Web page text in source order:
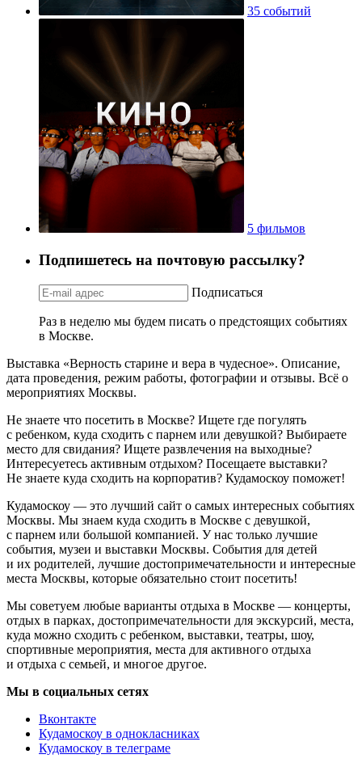
35 событий
5 фильмов
Подпишетесь на почтовую рассылку?
Подписаться
Раз в неделю мы будем писать о предстоящих событиях
в Москве.
Выставка «Верность старине и вера в чудесное». Описание,
дата проведения, режим работы, фотографии и отзывы. Всё о
мероприятиях Москвы.
Не знаете что посетить в Москве? Ищете где погулять
с ребенком, куда сходить с парнем или девушкой? Выбираете
место для свидания? Ищете развлечения на выходные?
Интересуетесь активным отдыхом? Посещаете выставки?
Не знаете куда сходить на корпоратив? Кудамоскоу поможет!
Кудамоскоу — это лучший сайт о самых интересных событиях
Москвы. Мы знаем куда сходить в Москве с девушкой,
с парнем или большой компанией. У нас только лучшие
события, музеи и выставки Москвы. События для детей
и их родителей, лучшие достопримечательности и интересные
места Москвы, которые обязательно стоит посетить!
Мы советуем любые варианты отдыха в Москве — концерты,
отдых в парках, достопримечательности для экскурсий, места,
куда можно сходить с ребенком, выставки, театры, шоу,
спортивные мероприятия, места для активного отдыха
и отдыха с семьей, и многое другое.
Мы в социальных сетях
Вконтакте
Кудамоскоу в однокласниках
Кудамоскоу в телеграме